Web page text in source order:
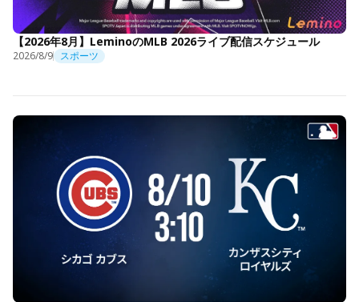
【2026年8月】LeminoのMLB 2026ライブ配信スケジュール
2026/8/9 スポーツ